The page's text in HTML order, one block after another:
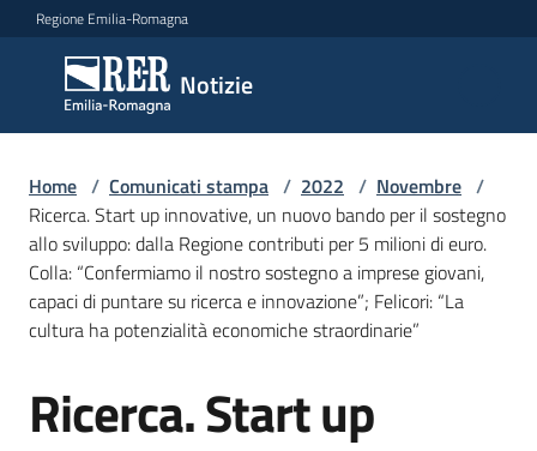
Vai al contenuto
Vai alla navigazione
Vai al footer
Regione Emilia-Romagna
Notizie
Notizie
Comunicati
stampa
Menu selezionato
Cerca
un
comunicato
Risorse
Home / Comunicati stampa / 2022 / Novembre /
Ricerca. Start up innovative, un nuovo bando per il sostegno
allo sviluppo: dalla Regione contributi per 5 milioni di euro.
Colla: “Confermiamo il nostro sostegno a imprese giovani,
capaci di puntare su ricerca e innovazione”; Felicori: “La
cultura ha potenzialità economiche straordinarie”
Salta al contenuto
Ricerca. Start up